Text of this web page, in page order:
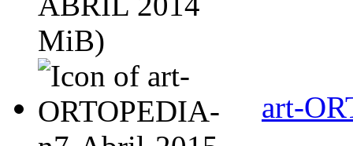
MiB)
art-